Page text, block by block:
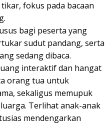
fokus pada bacaan
bagi peserta yang
sudut pandang, serta
sedang dibaca.
interaktif dan hangat
orang tua untuk
sekaligus memupuk
Terlihat anak-anak
mendengarkan